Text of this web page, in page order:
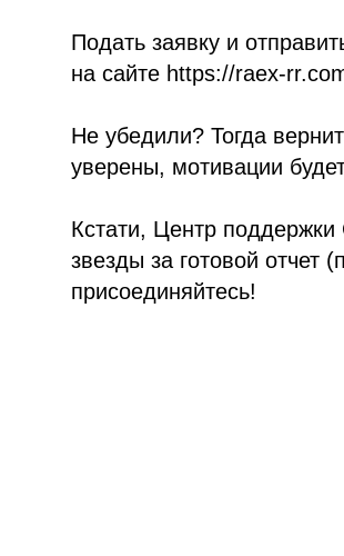
Подать заявку и
на сайте https://raex-
Не убедили? Тогда
уверены, мотивации
Кстати, Центр
звезды за готовой отчет
присоединяйтесь!